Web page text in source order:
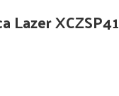
Lazer XCZSP41